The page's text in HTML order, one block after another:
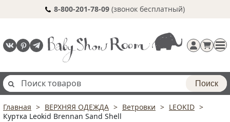
8-800-201-78-09 (звонок бесплатный)
Регистрация
Поиск
Главная ВЕРХНЯЯ ОДЕЖДА Ветровки
LEOKID
Куртка Leokid Brennan Sand Shell